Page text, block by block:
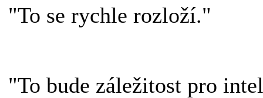
"To se rychle rozloží."
"To bude záležitost pro